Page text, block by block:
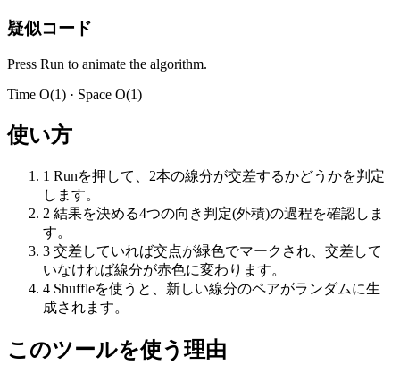
疑似コード
Press Run to animate the algorithm.
Time O(1) · Space O(1)
使い方
1 Runを押して、2本の線分が交差するかどうかを判定
します。
2 結果を決める4つの向き判定(外積)の過程を確認しま
す。
3 交差していれば交点が緑色でマークされ、交差して
いなければ線分が赤色に変わります。
4 Shuffleを使うと、新しい線分のペアがランダムに生
成されます。
このツールを使う理由